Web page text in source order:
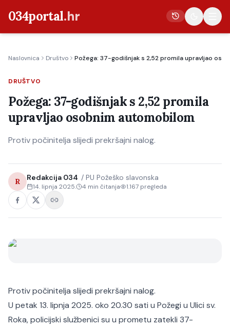
034portal.hr
Crna kronika
Poljoprivreda
Politika
Gospodarstvo
Kultura
Sport
Naslovnica Društvo Požega: 37-godišnjak s 2,52 promila upravljao
DRUŠTVO
Požega: 37-godišnjak s 2,52 promila
upravljao osobnim automobilom
Protiv počinitelja slijedi prekršajni nalog.
R Redakcija 034 / PU Požeško slavonska
14. lipnja 2025. 4 min čitanja 1.167 pregleda
Protiv počinitelja slijedi prekršajni nalog.
U petak 13. lipnja 2025. oko 20.30 sati u Požegi u Ulici sv.
Roka, policijski službenici su u prometu zatekli 37-